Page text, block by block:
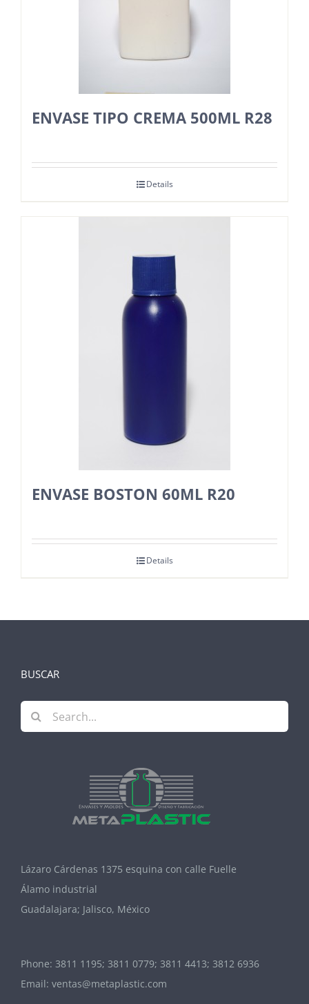
ENVASE TIPO CREMA 500ML R28
Details
ENVASE BOSTON 60ML R20
Details
BUSCAR
Search
for:
Lázaro Cárdenas 1375 esquina con calle Fuelle
Álamo industrial
Guadalajara; Jalisco, México
Phone: 3811 1195; 3811 0779; 3811 4413; 3812 6936
Email: ventas@metaplastic.com